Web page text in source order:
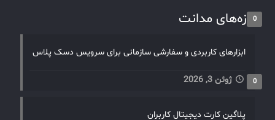
تازه‌های مدانت0
ابزارهای کاربردی و سفارشی سازمانی برای سرویس دسک پلاس
ژوئن 3, 2026 0
پلاگین کارت دیجیتال کاربران